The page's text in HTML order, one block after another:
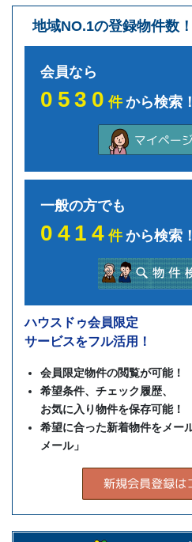
地域NO.1の登録物件数！
会員なら
0530件から検索！
一般の方でも
0414件から検索！
ハウスドゥ会員限定
サービスをフル活用！
会員限定物件の閲覧が可能！
希望条件、チェック履歴、
お気に入り物件を保存可能！
希望に合った新着物件をメー
メール」